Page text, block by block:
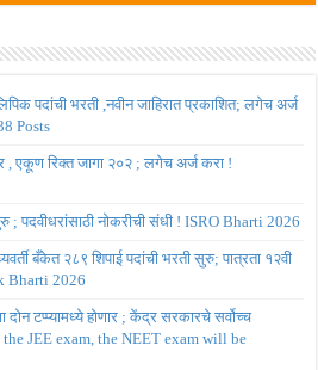
पदांची भरती ,नवीन जाहिरात प्रकाशित; लगेच अर्ज
Posts
, एकूण रिक्त जागा २०२ ; लगेच अर्ज करा !
; पदवीधरांसाठी नोकरीची संधी ! ISRO Bharti 2026
बँकेत २८९ शिपाई पदांची भरती सुरु; पात्रता १२वी
Bharti 2026
दोन टप्प्यामध्ये होणार ; केंद्र सरकारचे सर्वोच्च
the JEE exam, the NEET exam will be